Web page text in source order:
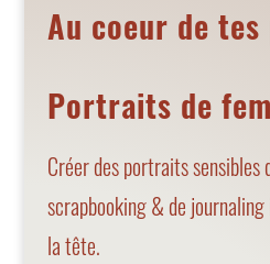
Au coeur de
Portraits de
Créer des portraits sensibles
scrapbooking & de
la tête.